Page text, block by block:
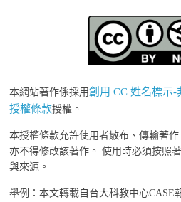
本網站著作係採用創用 CC 姓名標示
授權條款授權。
本授權條款允許使用者散布、傳輸著
亦不得修改該著作。 使用時必須按照
與來源。
舉例：本文轉載自台大科教中心CASE